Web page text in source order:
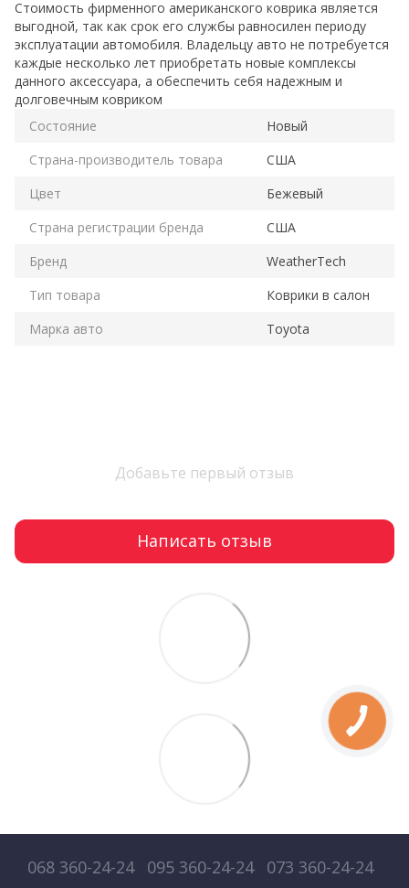
Стоимость фирменного американского коврика является
выгодной, так как срок его службы равносилен периоду
эксплуатации автомобиля. Владельцу авто не потребуется
каждые несколько лет приобретать новые комплексы
данного аксессуара, а обеспечить себя надежным и
долговечным ковриком
Состояние
Новый
Страна-производитель товара
США
Цвет
Бежевый
Страна регистрации бренда
США
Бренд
WeatherTech
Тип товара
Коврики в салон
Марка авто
Toyota
Добавьте первый отзыв
Написать отзыв
068 360-24-24 095 360-24-24 073 360-24-24